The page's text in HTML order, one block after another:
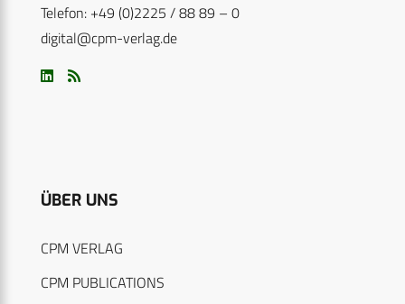
Telefon: +49 (0)2225 / 88 89 – 0
digital@cpm-verlag.de
ÜBER UNS
CPM VERLAG
CPM PUBLICATIONS